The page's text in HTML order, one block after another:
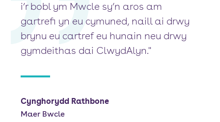
i’r bobl ym Mwcle sy’n aros am
gartrefi yn eu cymuned, naill ai drwy
brynu eu cartref eu hunain neu drwy
gymdeithas dai ClwydAlyn."
Cynghorydd Rathbone
Maer Bwcle